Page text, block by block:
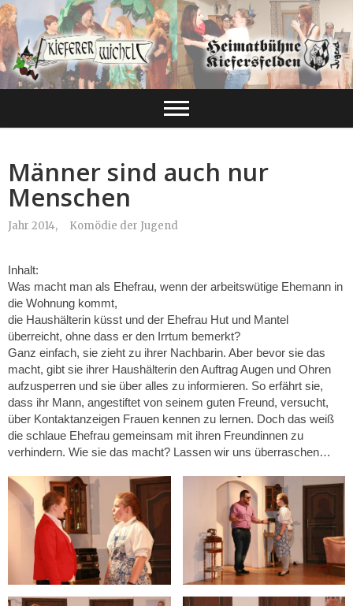
Männer sind auch nur
Menschen
Jahr 2014, Komödie der Jugend
Inhalt:
Was macht man als Ehefrau, wenn der arbeitswütige Ehemann in
die Wohnung kommt,
die Haushälterin küsst und der Ehefrau Hut und Mantel
überreicht, ohne dass er den Irrtum bemerkt?
Ganz einfach, sie zieht zu ihrer Nachbarin. Aber bevor sie das
macht, gibt sie ihrer Haushälterin den Auftrag Augen und Ohren
aufzusperren und sie über alles zu informieren. So erfährt sie,
dass ihr Mann, angestiftet von seinem guten Freund, versucht,
über Kontaktanzeigen Frauen kennen zu lernen. Doch das weiß
die schlaue Ehefrau gemeinsam mit ihren Freundinnen zu
verhindern. Wie sie das macht? Lassen wir uns überraschen…